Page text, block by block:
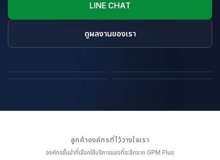
LINE CHAT
ดูผลงานของเรา
ลูกค้าองค์กรที่ไว้วางใจเรา
องค์กรชั้นนำที่เลือกใช้บริการของที่ระลึกจาก GPM Plus